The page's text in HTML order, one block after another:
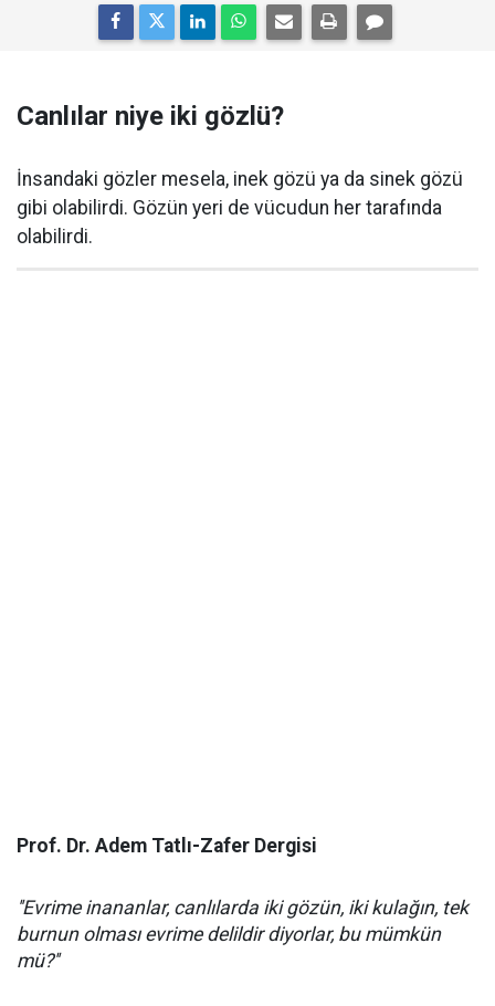
Canlılar niye iki gözlü?
İnsandaki gözler mesela, inek gözü ya da sinek gözü
gibi olabilirdi. Gözün yeri de vücudun her tarafında
olabilirdi.
Prof. Dr. Adem Tatlı-Zafer Dergisi
''Evrime inananlar, canlılarda iki gözün, iki kulağın, tek
burnun olması evrime delildir diyorlar, bu mümkün
mü?''